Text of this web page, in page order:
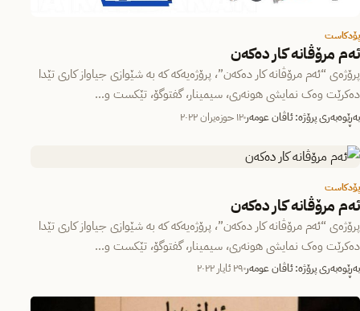
پۆدکاست
ئەم مرۆڤانە کار دەکەن
پرۆژەی “ئەم مرۆڤانە کار دەکەن”، پرۆژەیەکە کە بە شێوازی جیاواز کاری تێدا
دەکرێت وەک نمایشی هونەری، سیمینار، گفتوگۆ، تێکست و…
بەڕێوەبەری پرۆژە: ئاڤان عومەر ١٢ حوزه‌یران ٢٠٢٢
پۆدکاست
ئەم مرۆڤانە کار دەکەن
پرۆژەی “ئەم مرۆڤانە کار دەکەن”، پرۆژەیەکە کە بە شێوازی جیاواز کاری تێدا
دەکرێت وەک نمایشی هونەری، سیمینار، گفتوگۆ، تێکست و…
بەڕێوەبەری پرۆژە: ئاڤان عومەر ٢٩ ئایار ٢٠٢٢